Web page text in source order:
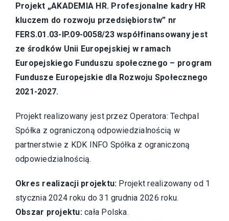
Projekt „AKADEMIA HR. Profesjonalne kadry HR
kluczem do rozwoju przedsiębiorstw” nr
FERS.01.03-IP.09-0058/23 współfinansowany jest
ze środków Unii Europejskiej w ramach
Europejskiego Funduszu społecznego – program
Fundusze Europejskie dla Rozwoju Społecznego
2021-2027.
Projekt realizowany jest przez Operatora: Techpal
Spółka z ograniczoną odpowiedzialnością w
partnerstwie z KDK INFO Spółka z ograniczoną
odpowiedzialnością.
Okres realizacji projektu: Projekt realizowany od 1
stycznia 2024 roku do 31 grudnia 2026 roku.
Obszar projektu:cała Polska.